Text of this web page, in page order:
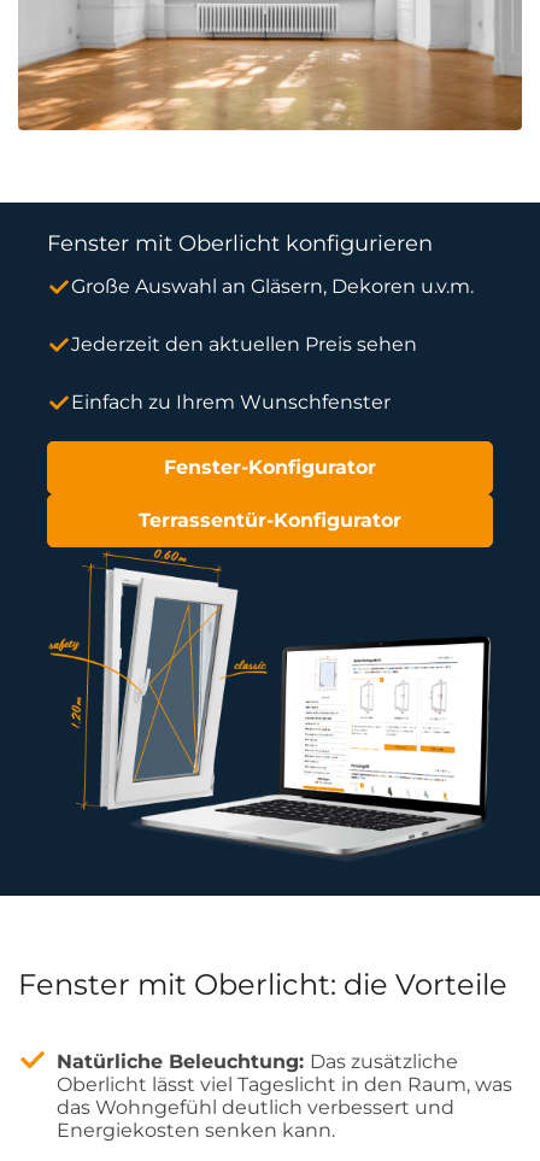
Fenster mit Oberlicht konfigurieren
Große Auswahl an Gläsern, Dekoren u.v.m.
Jederzeit den aktuellen Preis sehen
Einfach zu Ihrem Wunschfenster
Fenster-Konfigurator
Terrassentür-Konfigurator
Fenster mit Oberlicht: die Vorteile
Natürliche Beleuchtung: Das zusätzliche
Oberlicht lässt viel Tageslicht in den Raum, was
das Wohngefühl deutlich verbessert und
Energiekosten senken kann.